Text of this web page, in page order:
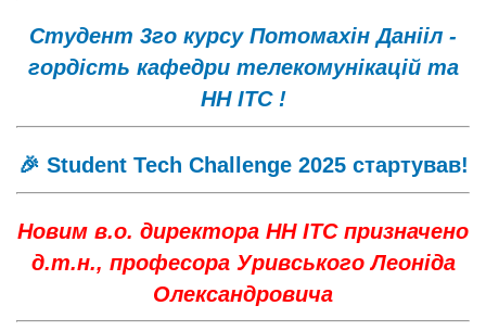
Cтудент 3го курсу Потомахін Данііл -
гордість кафедри телекомунікацій та
НН ІТС !
🎉 Student Tech Challenge 2025 стартував!
Новим в.о. директора НН ІТС призначено
д.т.н., професора Уривського Леоніда
Олександровича